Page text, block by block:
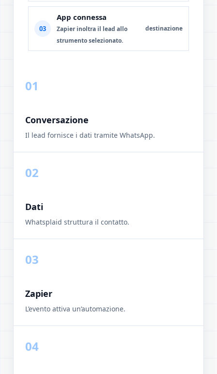
03
App connessa
Zapier inoltra il lead allo
strumento selezionato.
destinazione
01
Conversazione
Il lead fornisce i dati tramite WhatsApp.
02
Dati
Whatsplaid struttura il contatto.
03
Zapier
L’evento attiva un’automazione.
04